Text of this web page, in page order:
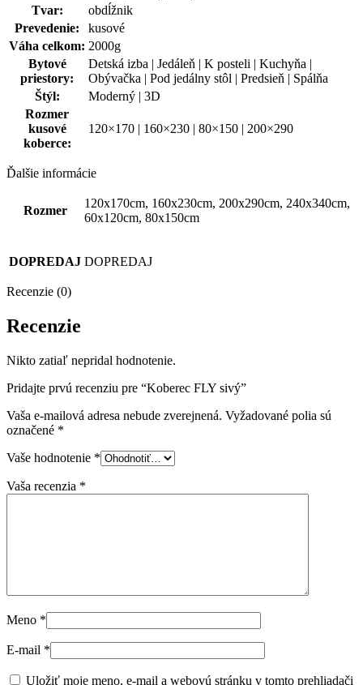
Tvar:
obdĺžnik
Prevedenie:
kusové
Váha celkom: 2000g
Bytové
priestory:
Detská izba | Jedáleň | K posteli | Kuchyňa |
Obývačka | Pod jedálny stôl | Predsieň | Spálňa
Štýl:
Moderný | 3D
Rozmer
kusové
koberce:
120×170 | 160×230 | 80×150 | 200×290
Ďalšie informácie
Rozmer
120x170cm, 160x230cm, 200x290cm, 240x340cm,
60x120cm, 80x150cm
DOPREDAJ DOPREDAJ
Recenzie (0)
Recenzie
Nikto zatiaľ nepridal hodnotenie.
Pridajte prvú recenziu pre “Koberec FLY sivý”
Vaša e-mailová adresa nebude zverejnená. Vyžadované polia sú
označené *
Vaše hodnotenie *
Vaša recenzia *
Meno *
E-mail *
Uložiť moje meno, e-mail a webovú stránku v tomto prehliadači